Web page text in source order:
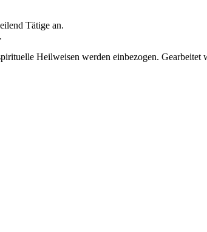
Tätige an.
Heilweisen werden einbezogen.